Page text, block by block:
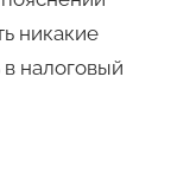
никакие
налоговый